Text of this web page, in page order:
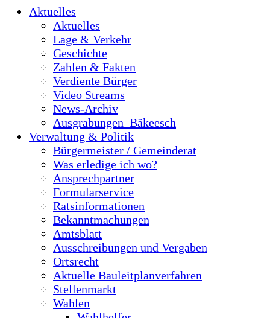
Aktuelles
Aktuelles
Lage & Verkehr
Geschichte
Zahlen & Fakten
Verdiente Bürger
Video Streams
News-Archiv
Ausgrabungen_Bäkeesch
Verwaltung & Politik
Bürgermeister / Gemeinderat
Was erledige ich wo?
Ansprechpartner
Formularservice
Ratsinformationen
Bekanntmachungen
Amtsblatt
Ausschreibungen und Vergaben
Ortsrecht
Aktuelle Bauleitplanverfahren
Stellenmarkt
Wahlen